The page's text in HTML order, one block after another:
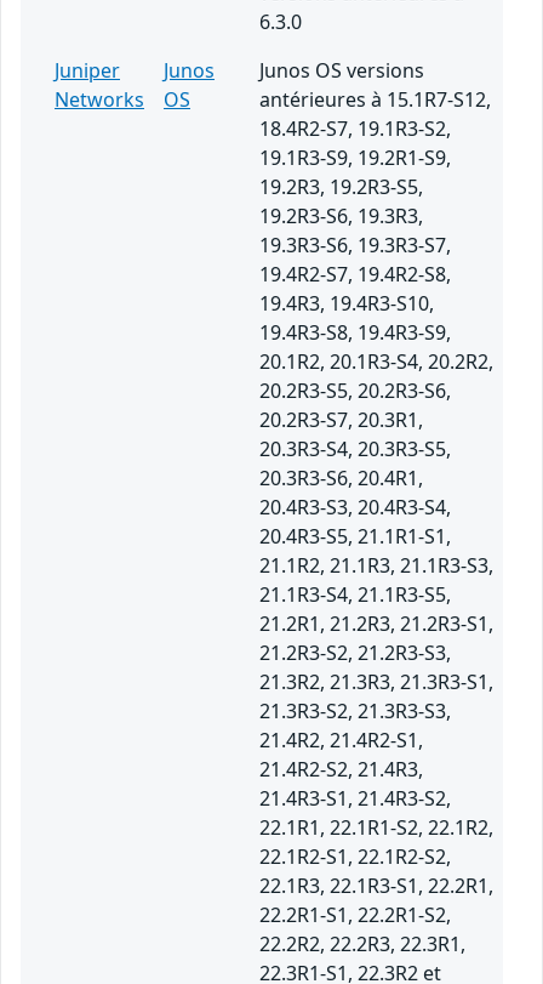
6.3.0
Juniper
Networks
Junos
OS
Junos OS versions
antérieures à 15.1R7-S12,
18.4R2-S7, 19.1R3-S2,
19.1R3-S9, 19.2R1-S9,
19.2R3, 19.2R3-S5,
19.2R3-S6, 19.3R3,
19.3R3-S6, 19.3R3-S7,
19.4R2-S7, 19.4R2-S8,
19.4R3, 19.4R3-S10,
19.4R3-S8, 19.4R3-S9,
20.1R2, 20.1R3-S4, 20.2R2,
20.2R3-S5, 20.2R3-S6,
20.2R3-S7, 20.3R1,
20.3R3-S4, 20.3R3-S5,
20.3R3-S6, 20.4R1,
20.4R3-S3, 20.4R3-S4,
20.4R3-S5, 21.1R1-S1,
21.1R2, 21.1R3, 21.1R3-S3,
21.1R3-S4, 21.1R3-S5,
21.2R1, 21.2R3, 21.2R3-S1,
21.2R3-S2, 21.2R3-S3,
21.3R2, 21.3R3, 21.3R3-S1,
21.3R3-S2, 21.3R3-S3,
21.4R2, 21.4R2-S1,
21.4R2-S2, 21.4R3,
21.4R3-S1, 21.4R3-S2,
22.1R1, 22.1R1-S2, 22.1R2,
22.1R2-S1, 22.1R2-S2,
22.1R3, 22.1R3-S1, 22.2R1,
22.2R1-S1, 22.2R1-S2,
22.2R2, 22.2R3, 22.3R1,
22.3R1-S1, 22.3R2 et